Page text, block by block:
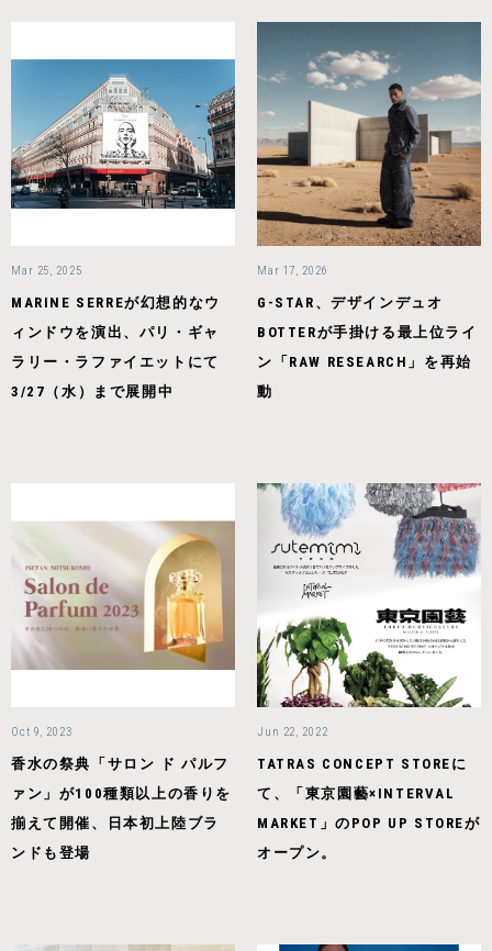
Mar 25, 2025
MARINE SERREが幻想的なウ
ィンドウを演出、パリ・ギャ
ラリー・ラファイエットにて
3/27（水）まで展開中
Mar 17, 2026
G-STAR、デザインデュオ
BOTTERが手掛ける最上位ライ
ン「RAW RESEARCH」を再始
動
Oct 9, 2023
香水の祭典「サロン ド パルフ
ァン」が100種類以上の香りを
揃えて開催、日本初上陸ブラ
ンドも登場
Jun 22, 2022
TATRAS CONCEPT STOREに
て、「東京園藝×INTERVAL
MARKET」のPOP UP STOREが
オープン。